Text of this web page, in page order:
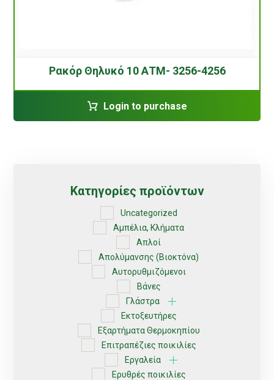
Ρακόρ Θηλυκό 10 ΑΤΜ- 3256-4256
Login to purchase
Κατηγορίες προϊόντων
Uncategorized
Αμπέλια, Κλήματα
Απλοί
Απολύμανσης (Βιοκτόνα)
Αυτορυθμιζόμενοι
Βάνες
Γλάστρα
Εκτοξευτήρες
Εξαρτήματα Θερμοκηπίου
Επιτραπέζιες ποικιλίες
Εργαλεία
Ερυθρές ποικιλίες